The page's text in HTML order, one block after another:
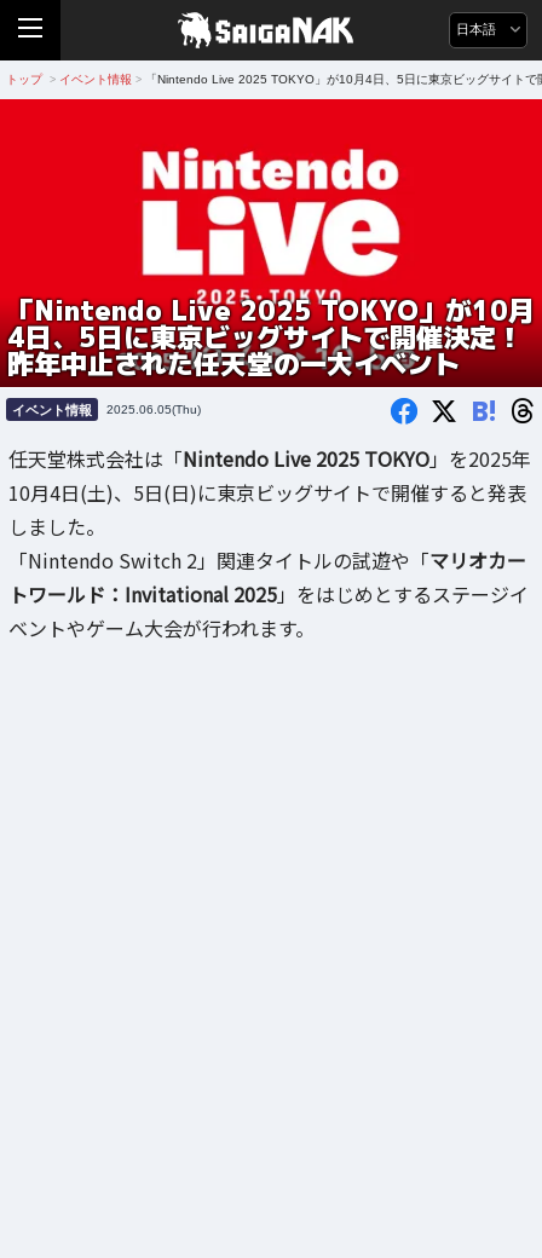
日本語
トップ > イベント情報 > 「Nintendo Live 2025 TOKYO」が10月4日、5日に東京ビッグサイト
「Nintendo Live 2025 TOKYO」が10月
4日、5日に東京ビッグサイトで開催決定！
昨年中止された任天堂の一大イベント
イベント情報 2025.06.05(Thu) B!
任天堂株式会社は「Nintendo Live 2025 TOKYO」を2025年
10月4日(土)、5日(日)に東京ビッグサイトで開催すると発表
しました。
「Nintendo Switch 2」関連タイトルの試遊や「マリオカー
トワールド：Invitational 2025」をはじめとするステージイ
ベントやゲーム大会が行われます。